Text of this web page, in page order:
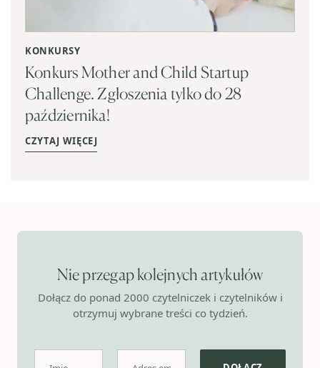
KONKURSY
Konkurs Mother and Child Startup
Challenge. Zgłoszenia tylko do 28
października!
CZYTAJ WIĘCEJ
Nie przegap kolejnych artykułów
Dołącz do ponad 2000 czytelniczek i czytelników i
otrzymuj wybrane treści co tydzień.